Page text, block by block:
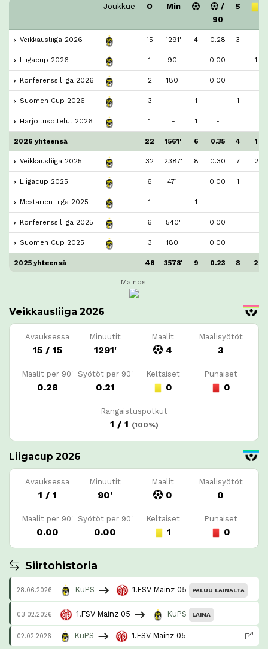
Joukkue O Min
/
90
S
Veikkausliiga 2026 15 1291' 4 0.28 3
Liigacup 2026 1 90' 0.00 1
Konferenssiliiga 2026 2 180' 0.00
Suomen Cup 2026 3 - 1 - 1
Harjoitusottelut 2026 1 - 1 -
2026 yhteensä 22 1561' 6 0.35 4 1
Veikkausliiga 2025 32 2387' 8 0.30 7 2
Liigacup 2025 6 471' 0.00 1
Mestarien liiga 2025 1 - 1 -
Konferenssiliiga 2025 6 540' 0.00
Suomen Cup 2025 3 180' 0.00
2025 yhteensä 48 3578' 9 0.23 8 2
Mainos:
Veikkausliiga 2026
Avauksessa
15 / 15
Minuutit
1291'
Maalit
4
Maalisyötöt
3
Maalit per 90'
0.28
Syötöt per 90'
0.21
Keltaiset
0
Punaiset
0
Rangaistuspotkut
1 / 1 (100%)
Liigacup 2026
Avauksessa
1 / 1
Minuutit
90'
Maalit
0
Maalisyötöt
0
Maalit per 90'
0.00
Syötöt per 90'
0.00
Keltaiset
1
Punaiset
0
Siirtohistoria
28.06.2026 KuPS 1.FSV Mainz 05 PALUU LAINALTA
03.02.2026 1.FSV Mainz 05 KuPS LAINA
02.02.2026 KuPS 1.FSV Mainz 05